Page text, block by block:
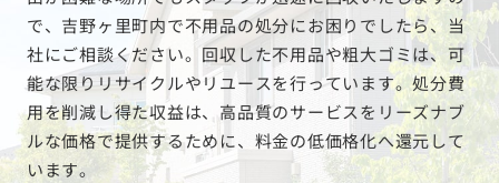
で、吉野ヶ里町内で不用品の処分にお困りでしたら、当
社にご相談ください。回収した不用品や粗大ゴミは、可
能な限りリサイクルやリユースを行っています。処分費
用を削減し得た収益は、高品質のサービスをリーズナブ
ルな価格で提供するために、料金の低価格化へ還元して
います。